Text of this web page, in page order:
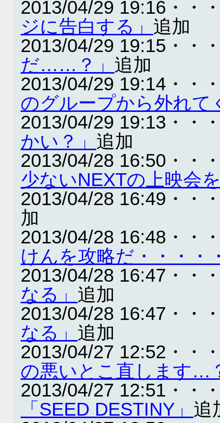
2013/04/29 19:16・・
ジに告白する」 追加
2013/04/29 19:15・・
だ……？」 追加
2013/04/29 19:14・・
のグループから外れて
2013/04/29 19:13・・
かい？」 追加
2013/04/28 16:50・・
少ないNEXTの上映会
2013/04/28 16:49・・
加
2013/04/28 16:48・・
けんを攻略だ・・・・
2013/04/28 16:47・・
なる」 追加
2013/04/28 16:47・・
なる」 追加
2013/04/27 12:52・・
の悪いとこ直します…
2013/04/27 12:51・・
「SEED DESTINY」 追